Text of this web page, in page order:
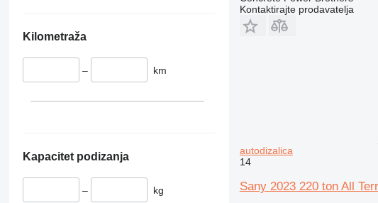
Kilometraža
– km
Kapacitet podizanja
– kg
Kontaktirajte prodavatelja
autodizalica
14
Sany 2023 220 ton All